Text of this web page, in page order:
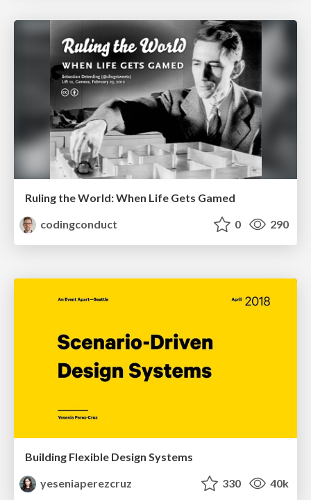
Ruling the World: When Life Gets Gamed
codingconduct
0 290
Building Flexible Design Systems
yeseniaperezcruz
330 40k